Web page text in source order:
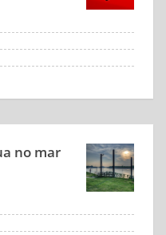
no mar